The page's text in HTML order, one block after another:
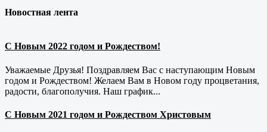
Новостная лента
С Новым 2022 годом и Рождеством!
Уважаемые Друзья! Поздравляем Вас с наступающим Новым
годом и Рождеством! Желаем Вам в Новом году процветания,
радости, благополучия. Наш график...
С Новым 2021 годом и Рождеством Христовым